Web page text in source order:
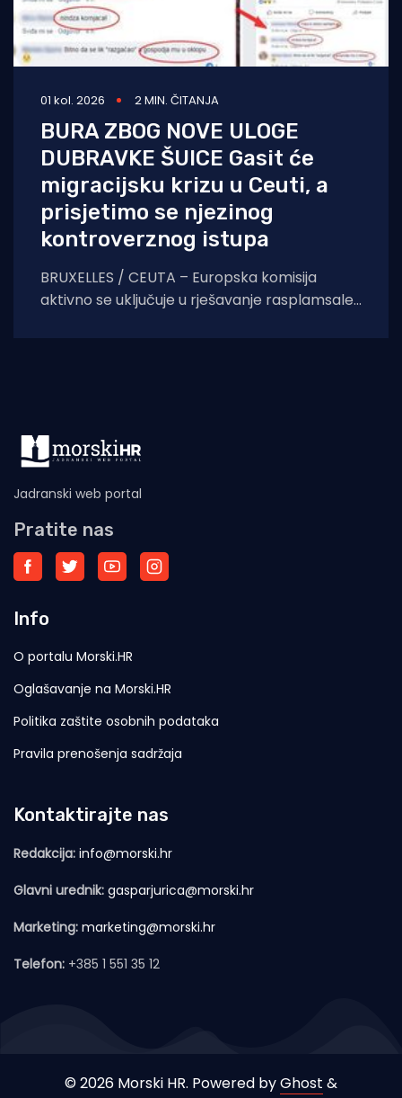
01 kol. 2026 2 MIN. ČITANJA
BURA ZBOG NOVE ULOGE
DUBRAVKE ŠUICE Gasit će
migracijsku krizu u Ceuti, a
prisjetimo se njezinog
kontroverznog istupa
BRUXELLES / CEUTA – Europska komisija
aktivno se uključuje u rješavanje rasplamsale
Jadranski web portal
Pratite nas
Info
O portalu Morski.HR
Oglašavanje na Morski.HR
Politika zaštite osobnih podataka
Pravila prenošenja sadržaja
Kontaktirajte nas
Redakcija: info@morski.hr
Glavni urednik: gasparjurica@morski.hr
Marketing: marketing@morski.hr
Telefon: +385 1 551 35 12
© 2026 Morski HR. Powered byGhost &